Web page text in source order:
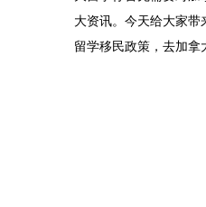
大资讯。今天给大家
留学移民政策，去加拿